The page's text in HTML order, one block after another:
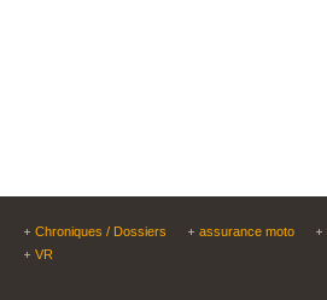
Chroniques / Dossiers assurance moto
VR